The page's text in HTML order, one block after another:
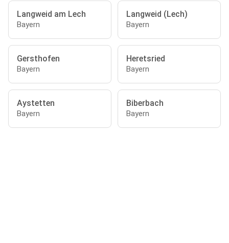
Langweid am Lech
Bayern
Langweid (Lech)
Bayern
Gersthofen
Bayern
Heretsried
Bayern
Aystetten
Bayern
Biberbach
Bayern